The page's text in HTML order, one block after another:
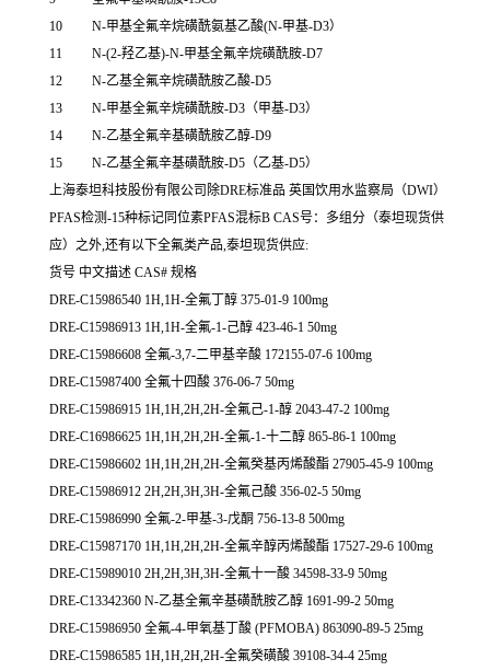
10
N-甲基全氟辛烷磺酰氨基乙酸(N-甲基-D3）
11
N-(2-羟乙基)-N-甲基全氟辛烷磺酰胺-D7
12
N-乙基全氟辛烷磺酰胺乙酸-D5
13
N-甲基全氟辛烷磺酰胺-D3（甲基-D3）
14
N-乙基全氟辛基磺酰胺乙醇-D9
15
N-乙基全氟辛基磺酰胺-D5（乙基-D5）
上海泰坦科技股份有限公司除DRE标准品 英国饮用水监察局（DWI）
PFAS检测-15种标记同位素PFAS混标B CAS号：多组分（泰坦现货供
应）之外,还有以下全氟类产品,泰坦现货供应:
货号 中文描述 CAS# 规格
DRE-C15986540 1H,1H-全氟丁醇 375-01-9 100mg
DRE-C15986913 1H,1H-全氟-1-己醇 423-46-1 50mg
DRE-C15986608 全氟-3,7-二甲基辛酸 172155-07-6 100mg
DRE-C15987400 全氟十四酸 376-06-7 50mg
DRE-C15986915 1H,1H,2H,2H-全氟己-1-醇 2043-47-2 100mg
DRE-C16986625 1H,1H,2H,2H-全氟-1-十二醇 865-86-1 100mg
DRE-C15986602 1H,1H,2H,2H-全氟癸基丙烯酸酯 27905-45-9 100mg
DRE-C15986912 2H,2H,3H,3H-全氟己酸 356-02-5 50mg
DRE-C15986990 全氟-2-甲基-3-戊酮 756-13-8 500mg
DRE-C15987170 1H,1H,2H,2H-全氟辛醇丙烯酸酯 17527-29-6 100mg
DRE-C15989010 2H,2H,3H,3H-全氟十一酸 34598-33-9 50mg
DRE-C13342360 N-乙基全氟辛基磺酰胺乙醇 1691-99-2 50mg
DRE-C15986950 全氟-4-甲氧基丁酸 (PFMOBA) 863090-89-5 25mg
DRE-C15986585 1H,1H,2H,2H-全氟癸磺酸 39108-34-4 25mg